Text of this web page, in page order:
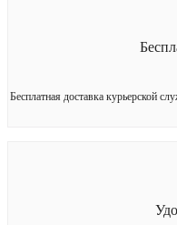
Бесплатная доставка курьерской